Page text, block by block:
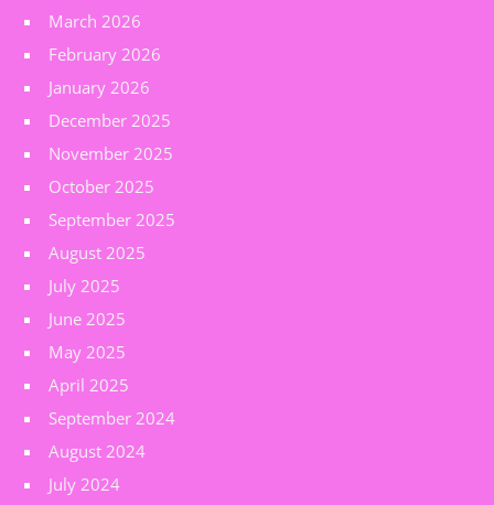
March 2026
February 2026
January 2026
December 2025
November 2025
October 2025
September 2025
August 2025
July 2025
June 2025
May 2025
April 2025
September 2024
August 2024
July 2024